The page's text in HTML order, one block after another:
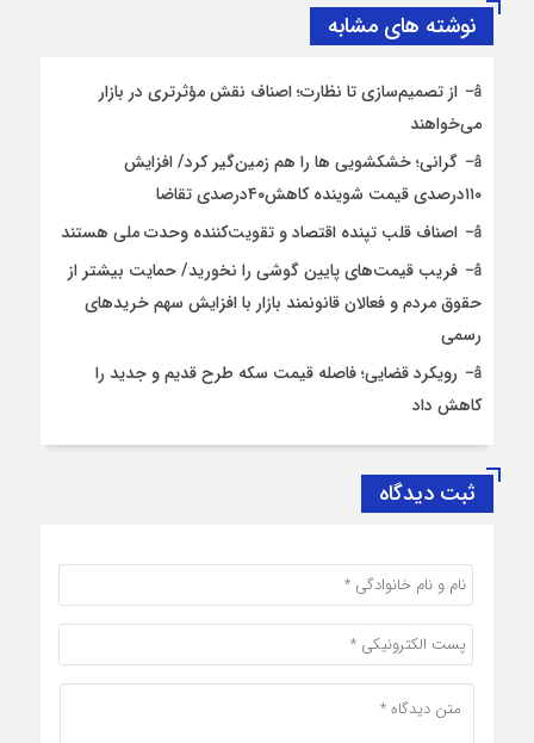
نوشته های مشابه
از تصمیم‌سازی تا نظارت؛ اصناف نقش مؤثرتری در بازار
می‌خواهند
گرانی؛ خشکشویی‌ ها را هم زمین‌گیر کرد/ افزایش
۱۱۰درصدی قیمت شوینده کاهش۴۰درصدی تقاضا
اصناف قلب تپنده اقتصاد و تقویت‌کننده وحدت ملی هستند
فریب قیمت‌های پایین گوشی را نخورید/ حمایت بیشتر از
حقوق مردم و فعالان قانونمند بازار با افزایش سهم خریدهای
رسمی
رویکرد قضایی؛ فاصله قیمت سکه طرح قدیم و جدید را
کاهش داد
ثبت دیدگاه